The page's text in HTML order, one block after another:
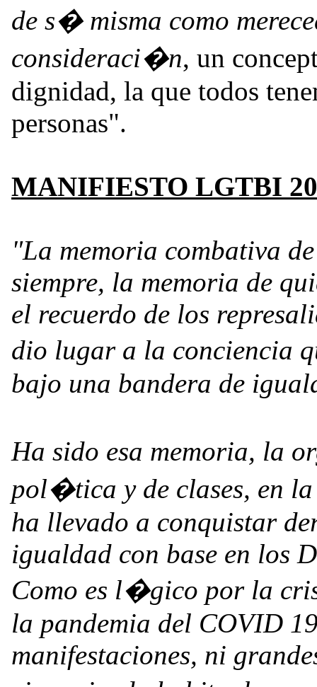
de s� misma como
consideraci�n, un
dignidad, la que todos
personas".
MANIFIESTO LGTBI
"La memoria combativa
siempre, la memoria de
el recuerdo de los
dio lugar a la conciencia
bajo una bandera de
Ha sido esa memoria, la
pol�tica y de clases, en
ha llevado a conquistar
igualdad con base en los
Como es l�gico por la
la pandemia del COVID
manifestaciones, ni